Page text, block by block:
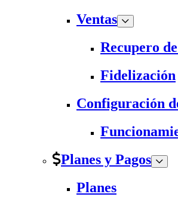
Ventas
Recupero
Fidelización
Configuración
Planes y Pagos
Planes